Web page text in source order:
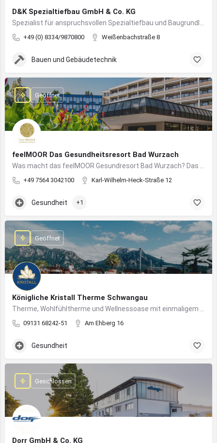
D&K Spezialtiefbau GmbH & Co. KG
+49 (0) 8334/9870800 Weißenbachstraße 8
Bauen und Gebäudetechnik
feelMOOR Das Gesundheitsresort Bad Wurzach
+49 7564 3042100 Karl-Wilhelm-Heck-Straße 12
Geöffnet
Gesundheit +1
Königliche Kristall Therme Schwangau
09131 68242-51 Am Ehberg 16
Geöffnet
Gesundheit
Dorr GmbH & Co. KG
Geschlossen